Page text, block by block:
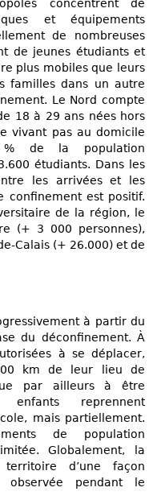
concentrent de
et équipements
de nombreuses
de jeunes étudiants et
plus mobiles que leurs
familles dans un autre
Le Nord compte
18 à 29 ans nées hors
vivant pas au domicile
de la population
étudiants. Dans les
les arrivées et les
confinement est positif.
de la région, le
(+ 3 000 personnes),
Calais (+ 26.000) et de
à partir du
du déconfinement. À
à se déplacer,
km de leur lieu de
par ailleurs à être
reprennent
mais partiellement.
de population
Globalement, la
d’une façon
observée pendant le